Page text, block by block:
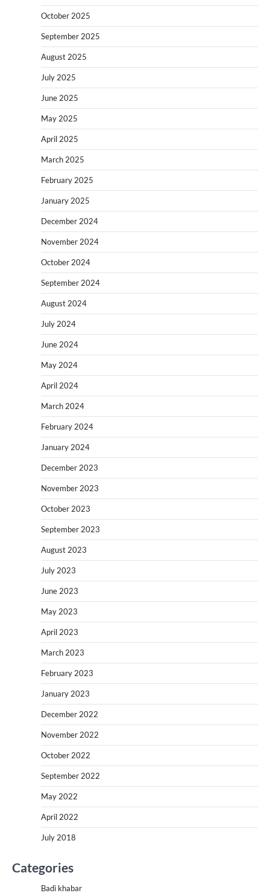
October 2025
September 2025
August 2025
July 2025
June 2025
May 2025
April 2025
March 2025
February 2025
January 2025
December 2024
November 2024
October 2024
September 2024
August 2024
July 2024
June 2024
May 2024
April 2024
March 2024
February 2024
January 2024
December 2023
November 2023
October 2023
September 2023
August 2023
July 2023
June 2023
May 2023
April 2023
March 2023
February 2023
January 2023
December 2022
November 2022
October 2022
September 2022
May 2022
April 2022
July 2018
Categories
Badi khabar